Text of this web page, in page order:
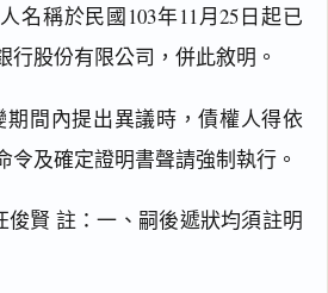
名稱於民國103年11月25日起已
行股份有限公司，併此敘明。
期間內提出異議時，債權人得依
令及確定證明書聲請強制執行。
俊賢 註：一、嗣後遞狀均須註明